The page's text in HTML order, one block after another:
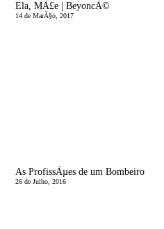
Ela, MÃ£e | BeyoncÃ©
14 de MarÃ§o, 2017
As ProfissÃµes de um Bombeiro
26 de Julho, 2016